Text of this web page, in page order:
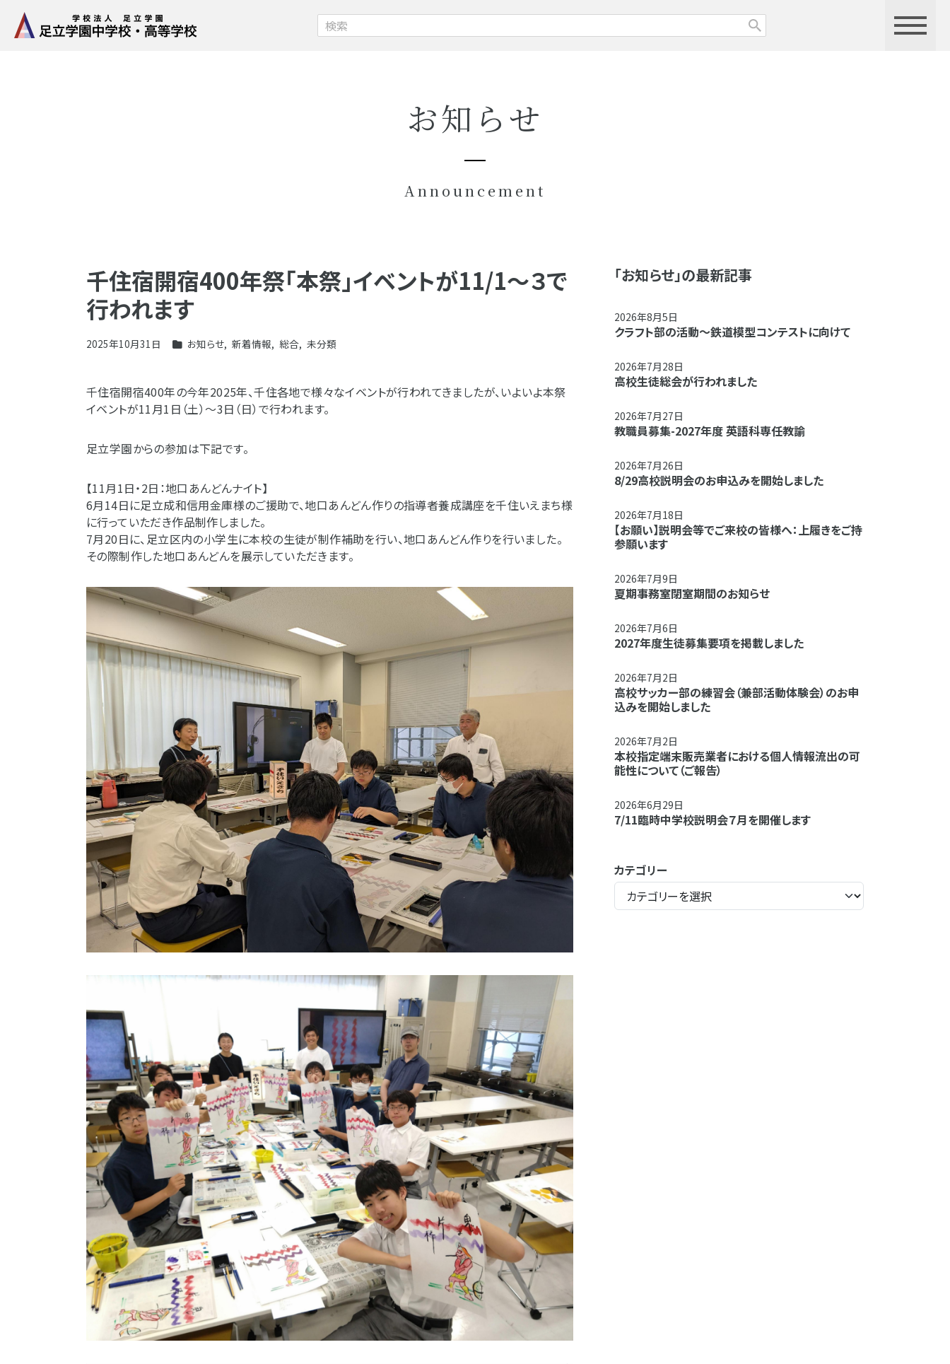
お知らせ
Announcement
千住宿開宿400年祭「本祭」イベントが11/1～３で
行われます
2025年10月31日 お知らせ, 新着情報, 総合, 未分類
千住宿開宿400年の今年2025年、千住各地で様々なイベントが行われてきましたが、いよいよ本祭
イベントが11月1日（土）～3日（日）で行われます。
足立学園からの参加は下記です。
【11月1日・2日：地口あんどんナイト】
6月14日に足立成和信用金庫様のご援助で、地口あんどん作りの指導者養成講座を千住いえまち様
に行っていただき作品制作しました。
7月20日に、足立区内の小学生に本校の生徒が制作補助を行い、地口あんどん作りを行いました。
その際制作した地口あんどんを展示していただきます。
「お知らせ」の最新記事
2026年8月5日
クラフト部の活動～鉄道模型コンテストに向けて
2026年7月28日
高校生徒総会が行われました
2026年7月27日
教職員募集-2027年度 英語科専任教諭
2026年7月26日
8/29高校説明会のお申込みを開始しました
2026年7月18日
【お願い】説明会等でご来校の皆様へ：上履きをご持
参願います
2026年7月9日
夏期事務室閉室期間のお知らせ
2026年7月6日
2027年度生徒募集要項を掲載しました
2026年7月2日
高校サッカー部の練習会（兼部活動体験会）のお申
込みを開始しました
2026年7月2日
本校指定端末販売業者における個人情報流出の可
能性について（ご報告）
2026年6月29日
7/11臨時中学校説明会７月を開催します
カテゴリー